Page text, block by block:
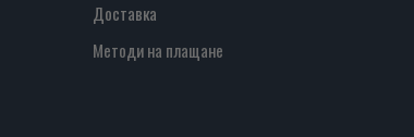
Доставка
Методи на плащане